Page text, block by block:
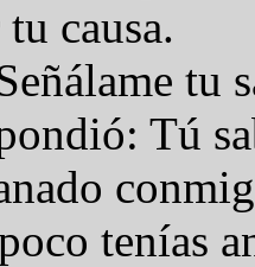
causa.
tu
Tú
tenías